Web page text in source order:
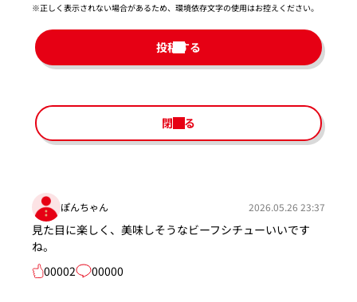
※正しく表示されない場合があるため、環境依存文字の使用はお控えください。​
投稿する
閉じる
ぽんちゃん 2026.05.26 23:37
見た目に楽しく、美味しそうなビーフシチューいいです
ね。
00002
00000